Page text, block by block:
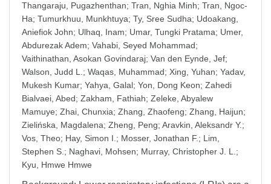
Thangaraju, Pugazhenthan; Tran, Nghia Minh; Tran, Ngoc-
Ha; Tumurkhuu, Munkhtuya; Ty, Sree Sudha; Udoakang,
Aniefiok John; Ulhaq, Inam; Umar, Tungki Pratama; Umer,
Abdurezak Adem; Vahabi, Seyed Mohammad;
Vaithinathan, Asokan Govindaraj; Van den Eynde, Jef;
Walson, Judd L. ; Waqas, Muhammad; Xing, Yuhan; Yadav,
Mukesh Kumar; Yahya, Galal; Yon, Dong Keon; Zahedi
Bialvaei, Abed; Zakham, Fathiah; Zeleke, Abyalew
Mamuye; Zhai, Chunxia; Zhang, Zhaofeng; Zhang, Haijun;
Zielińska, Magdalena; Zheng, Peng; Aravkin, Aleksandr Y.;
Vos, Theo; Hay, Simon I. ; Mosser, Jonathan F. ; Lim,
Stephen S. ; Naghavi, Mohsen; Murray, Christopher J. L. ;
Kyu, Hmwe Hmwe